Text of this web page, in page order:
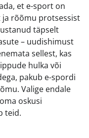
et e-sport on
ja rõõmu protsessist
täpselt
– uudishimust
sellest, kas
hulka või
pakub e-spordi
Valige endale
oskusi
teid.